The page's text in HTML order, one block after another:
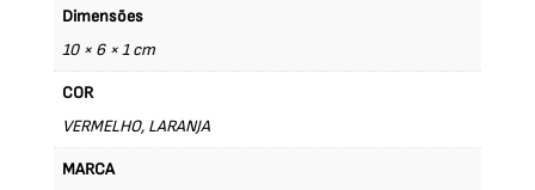
Dimensões
10 × 6 × 1 cm
COR
VERMELHO, LARANJA
MARCA